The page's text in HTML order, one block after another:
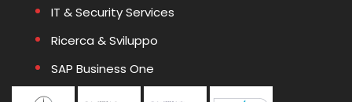
IT & Security Services
Ricerca & Sviluppo
SAP Business One